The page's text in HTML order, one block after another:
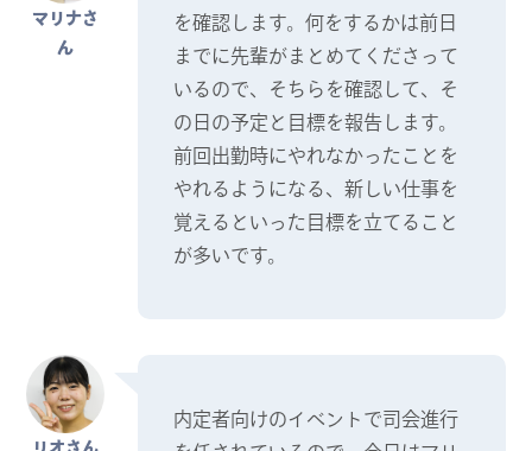
マリナさ
ん
を確認します。何をするかは前日
までに先輩がまとめてくださって
いるので、そちらを確認して、そ
の日の予定と目標を報告します。
前回出勤時にやれなかったことを
やれるようになる、新しい仕事を
覚えるといった目標を立てること
が多いです。
リオさん
内定者向けのイベントで司会進行